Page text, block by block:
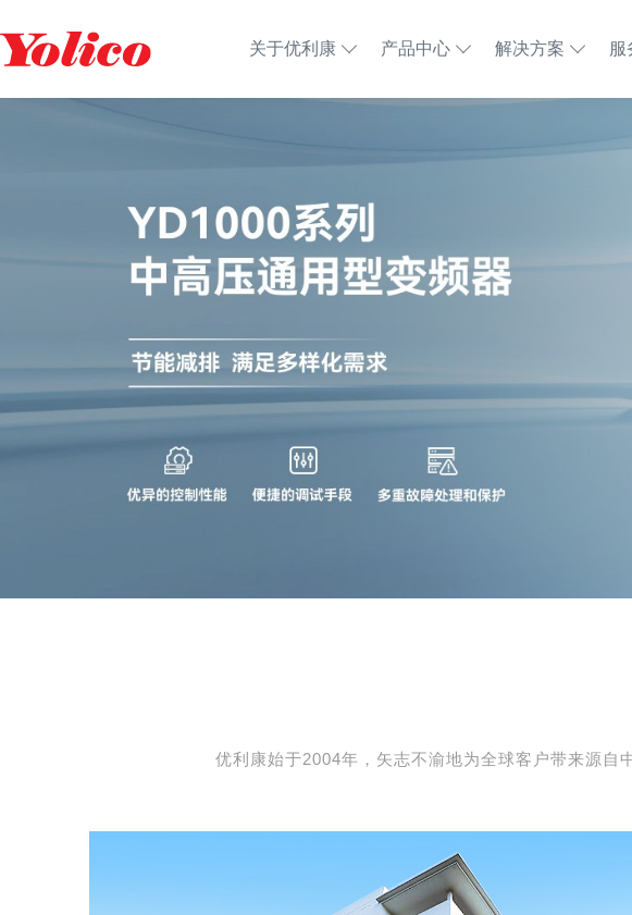
关于优利康 产品中心 解决方案 服
优利康始于2004年，矢志不渝地为全球客户带来源自